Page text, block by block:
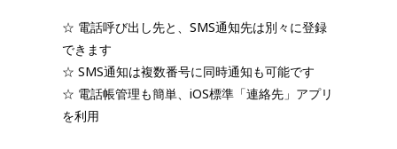
☆ 電話呼び出し先と、SMS通知先は別々に登録
できます
☆ SMS通知は複数番号に同時通知も可能です
☆ 電話帳管理も簡単、iOS標準「連絡先」アプリ
を利用